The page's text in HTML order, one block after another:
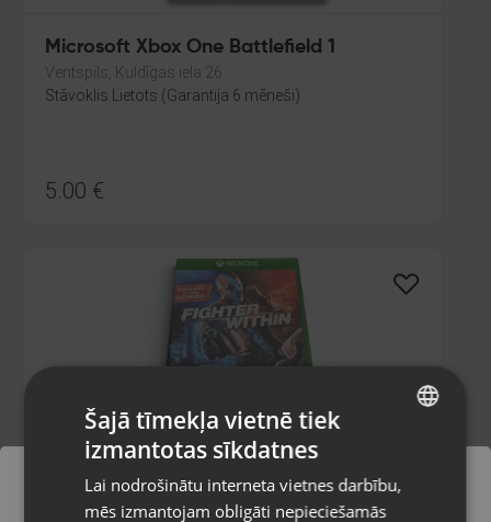
Microsoft Xbox One Battlefield 1
Ventspils, Kuldīgas iela 26
Stāvoklis Lietots (Garantija 6 mēneši)
5.00 €
Microsoft Xbox One Fighter Within
Ventspils, Kuldīgas iela 26
Stāvoklis Lietots (Garantija 6 mēneši)
RUSSIAN
Šajā tīmekļa vietnē tiek
izmantotas sīkdatnes
Lai nodrošinātu interneta vietnes darbību,
mēs izmantojam obligāti nepieciešamās